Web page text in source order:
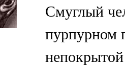
Смуглый
пурпурном